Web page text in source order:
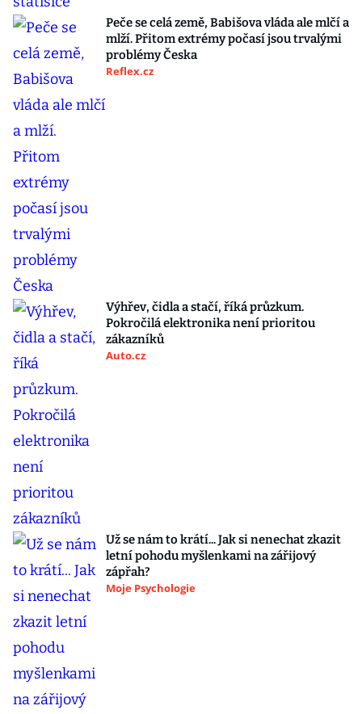
Peče se celá země, Babišova vláda ale mlčí a
mlží. Přitom extrémy počasí jsou trvalými
problémy Česka
Reflex.cz
Výhřev, čidla a stačí, říká průzkum.
Pokročilá elektronika není prioritou
zákazníků
Auto.cz
Už se nám to krátí... Jak si nenechat zkazit
letní pohodu myšlenkami na zářijový
zápřah?
Moje Psychologie